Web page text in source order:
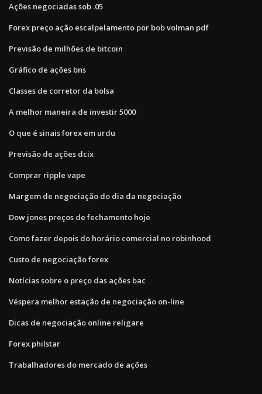
Ações negociadas sob .05
Forex preço ação escalpelamento por bob volman pdf
Previsão de milhões de bitcoin
Gráfico de ações bns
Classes de corretor da bolsa
A melhor maneira de investir 5000
O que é sinais forex em urdu
Previsão de ações dcix
Comprar ripple vape
Margem de negociação do dia da negociação
Dow jones preços de fechamento hoje
Como fazer depois do horário comercial no robinhood
Custo de negociação forex
Notícias sobre o preço das ações bac
Véspera melhor estação de negociação on-line
Dicas de negociação online religare
Forex philstar
Trabalhadores do mercado de ações